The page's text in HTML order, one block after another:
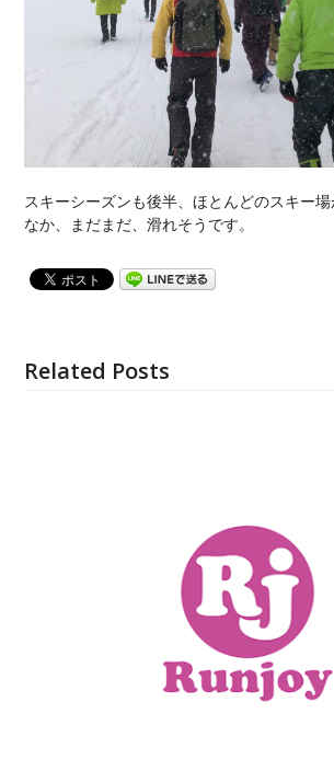
スキーシーズンも後半、ほとんどのスキー
なか、まだまだ、滑れそうです。
Related Posts